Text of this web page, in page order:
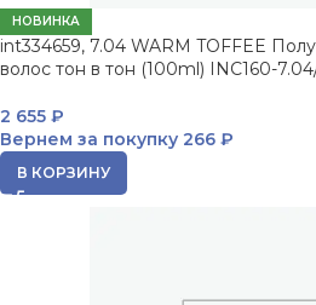
НОВИНКА
int334659, 7.04 WARM TOFFEE
волос тон в тон (100ml) INC160-
2 655 ₽
Вернем за покупку 266 ₽
В КОРЗИНУ